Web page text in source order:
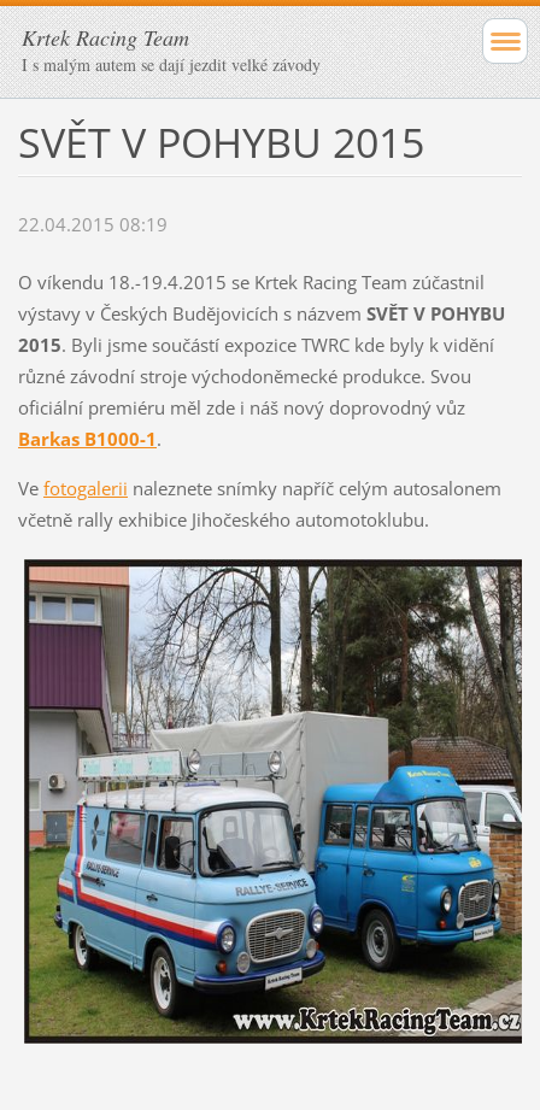
Krtek Racing Team
I s malým autem se dají jezdit velké závody
SVĚT V POHYBU 2015
22.04.2015 08:19
O víkendu 18.-19.4.2015 se Krtek Racing Team zúčastnil
výstavy v Českých Budějovicích s názvem SVĚT V POHYBU
2015. Byli jsme součástí expozice TWRC kde byly k vidění
různé závodní stroje východoněmecké produkce. Svou
oficiální premiéru měl zde i náš nový doprovodný vůz
Barkas B1000-1.
Ve fotogalerii naleznete snímky napříč celým autosalonem
včetně rally exhibice Jihočeského automotoklubu.